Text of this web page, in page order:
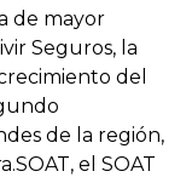
de mayor
Seguros, la
del
de la región,
el SOAT